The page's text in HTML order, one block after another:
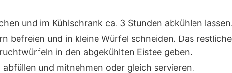
und im Kühlschrank ca. 3 Stunden abkühlen lassen.
befreien und in kleine Würfel schneiden. Das
in den abgekühlten Eistee geben.
und mitnehmen oder gleich servieren.